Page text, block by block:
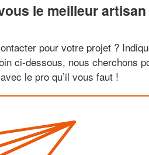
le meilleur artisan
pour votre projet ?
ci-dessous, nous cherchons
le pro qu’il vous faut !